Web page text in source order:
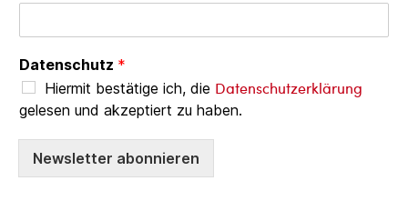
Datenschutz *
Hiermit bestätige ich, die Datenschutzerklärung
gelesen und akzeptiert zu haben.
Newsletter abonnieren